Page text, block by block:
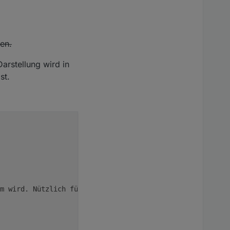
wird in
wird. Nützlich für Prozentwerte.